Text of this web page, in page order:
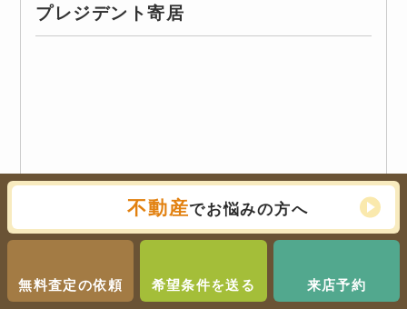
プレジデント寄居
不動産でお悩みの方へ
無料査定の依頼 希望条件を送る 来店予約